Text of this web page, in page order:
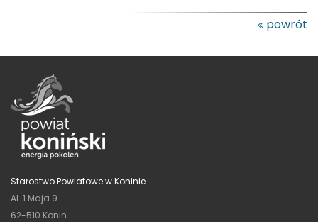
powrót
Starostwo Powiatowe w Koninie
Al. 1 Maja 9
62-510 Konin